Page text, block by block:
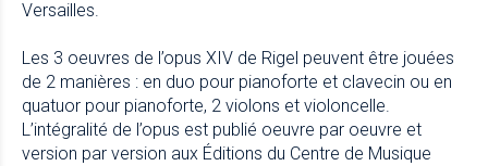
Versailles.
Les 3 oeuvres de l’opus XIV de Rigel peuvent être jouées
de 2 manières : en duo pour pianoforte et clavecin ou en
quatuor pour pianoforte, 2 violons et violoncelle.
L’intégralité de l’opus est publié oeuvre par oeuvre et
version par version aux Éditions du Centre de Musique